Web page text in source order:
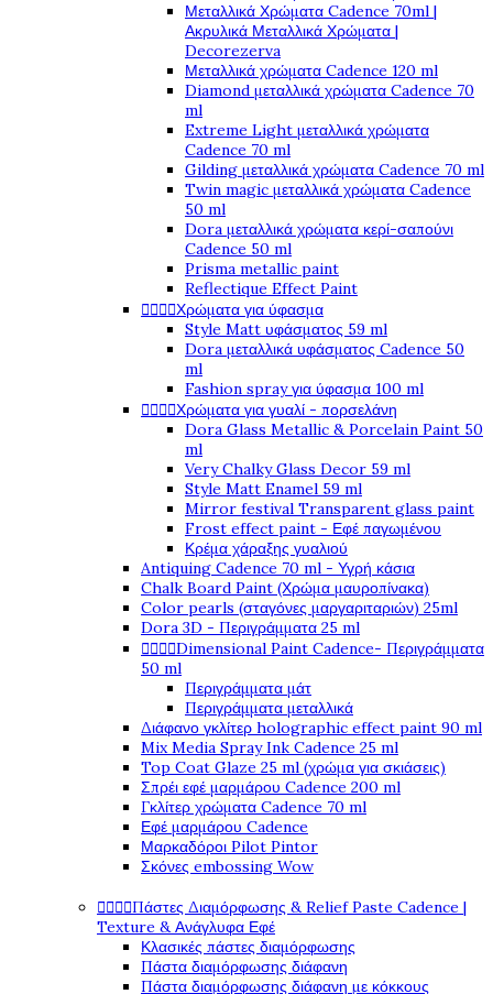
Μεταλλικά Χρώματα Cadence 70ml |
Ακρυλικά Μεταλλικά Χρώματα |
Decorezerva
Μεταλλικά χρώματα Cadence 120 ml
Diamond μεταλλικά χρώματα Cadence 70
ml
Extreme Light μεταλλικά χρώματα
Cadence 70 ml
Gilding μεταλλικά χρώματα Cadence 70 ml
Twin magic μεταλλικά χρώματα Cadence
50 ml
Dora μεταλλικά χρώματα κερί-σαπούνι
Cadence 50 ml
Prisma metallic paint
Reflectique Effect Paint
Χρώματα για ύφασμα
Style Matt υφάσματος 59 ml
Dora μεταλλικά υφάσματος Cadence 50
ml
Fashion spray για ύφασμα 100 ml
Χρώματα για γυαλί - πορσελάνη
Dora Glass Metallic & Porcelain Paint 50
ml
Very Chalky Glass Decor 59 ml
Style Matt Enamel 59 ml
Mirror festival Transparent glass paint
Frost effect paint - Εφέ παγωμένου
Κρέμα χάραξης γυαλιού
Antiquing Cadence 70 ml - Υγρή κάσια
Chalk Board Paint (Χρώμα μαυροπίνακα)
Color pearls (σταγόνες μαργαριταριών) 25ml
Dora 3D - Περιγράμματα 25 ml
Dimensional Paint Cadence- Περιγράμματα
50 ml
Περιγράμματα μάτ
Περιγράμματα μεταλλικά
Διάφανο γκλίτερ holographic effect paint 90 ml
Mix Media Spray Ink Cadence 25 ml
Top Coat Glaze 25 ml (χρώμα για σκιάσεις)
Σπρέι εφέ μαρμάρου Cadence 200 ml
Γκλίτερ χρώματα Cadence 70 ml
Εφέ μαρμάρου Cadence
Μαρκαδόροι Pilot Pintor
Σκόνες embossing Wow
Πάστες Διαμόρφωσης & Relief Paste Cadence |
Texture & Ανάγλυφα Εφέ
Κλασικές πάστες διαμόρφωσης
Πάστα διαμόρφωσης διάφανη
Πάστα διαμόρφωσης διάφανη με κόκκους